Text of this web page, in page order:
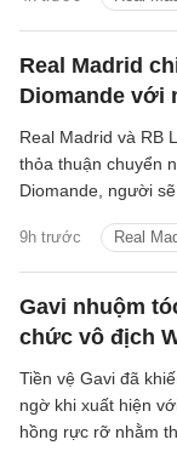
Real Madrid
Diomande với
9h trước Real
Real Madrid và RB
thỏa thuận chuyển
Diomande, người
ngày 30 tháng 6
Gavi nhuộm
chức vô địch
Tiền vệ Gavi đã
ngờ khi xuất hiện
hồng rực rỡ nhằm